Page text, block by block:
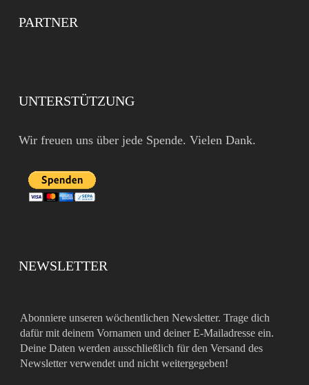
PARTNER
UNTERSTÜTZUNG
Wir freuen uns über jede Spende. Vielen Dank.
NEWSLETTER
Abonniere unseren wöchentlichen Newsletter. Trage dich
dafür mit deinem Vornamen und deiner E-Mailadresse ein.
Deine Daten werden ausschließlich für den Versand des
Newsletter verwendet und nicht weitergegeben!